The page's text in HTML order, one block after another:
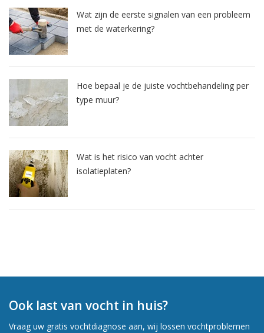
Wat zijn de eerste signalen van een probleem
met de waterkering?
Hoe bepaal je de juiste vochtbehandeling per
type muur?
Wat is het risico van vocht achter
isolatieplaten?
Ook last van vocht in huis?
Vraag uw gratis vochtdiagnose aan, wij lossen vochtproblemen